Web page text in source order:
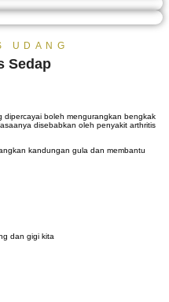
UDANG
Sedap
dipercayai boleh mengurangkan bengkak
disebabkan oleh penyakit arthritis
kandungan gula dan membantu
dan gigi kita